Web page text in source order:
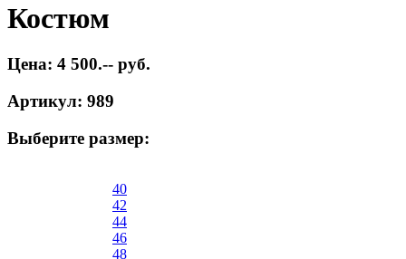
Костюм
Цена: 4 500.-- руб.
Артикул: 989
Выберите размер:
40
42
44
46
48